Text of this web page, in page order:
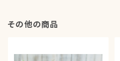
その他の商品